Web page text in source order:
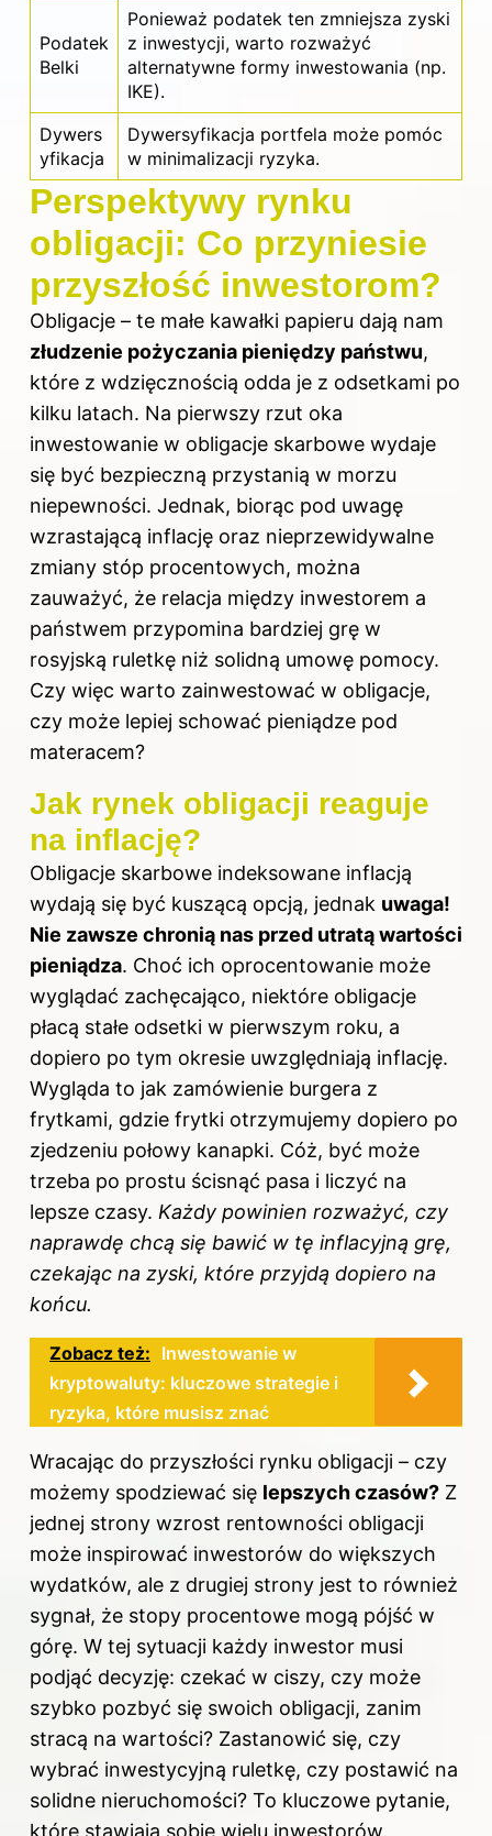
Podatek
Belki
Ponieważ podatek ten zmniejsza zyski
z inwestycji, warto rozważyć
alternatywne formy inwestowania (np.
IKE).
Dywers
yfikacja
Dywersyfikacja portfela może pomóc
w minimalizacji ryzyka.
Perspektywy rynku
obligacji: Co przyniesie
przyszłość inwestorom?
Obligacje – te małe kawałki papieru dają nam
złudzenie pożyczania pieniędzy państwu,
które z wdzięcznością odda je z odsetkami po
kilku latach. Na pierwszy rzut oka
inwestowanie w obligacje skarbowe wydaje
się być bezpieczną przystanią w morzu
niepewności. Jednak, biorąc pod uwagę
wzrastającą inflację oraz nieprzewidywalne
zmiany stóp procentowych, można
zauważyć, że relacja między inwestorem a
państwem przypomina bardziej grę w
rosyjską ruletkę niż solidną umowę pomocy.
Czy więc warto zainwestować w obligacje,
czy może lepiej schować pieniądze pod
materacem?
Jak rynek obligacji reaguje
na inflację?
Obligacje skarbowe indeksowane inflacją
wydają się być kuszącą opcją, jednak uwaga!
Nie zawsze chronią nas przed utratą wartości
pieniądza. Choć ich oprocentowanie może
wyglądać zachęcająco, niektóre obligacje
płacą stałe odsetki w pierwszym roku, a
dopiero po tym okresie uwzględniają inflację.
Wygląda to jak zamówienie burgera z
frytkami, gdzie frytki otrzymujemy dopiero po
zjedzeniu połowy kanapki. Cóż, być może
trzeba po prostu ścisnąć pasa i liczyć na
lepsze czasy. Każdy powinien rozważyć, czy
naprawdę chcą się bawić w tę inflacyjną grę,
czekając na zyski, które przyjdą dopiero na
końcu.
Zobacz też: Inwestowanie w
kryptowaluty: kluczowe strategie i
ryzyka, które musisz znać
Wracając do przyszłości rynku obligacji – czy
możemy spodziewać się lepszych czasów? Z
jednej strony wzrost rentowności obligacji
może inspirować inwestorów do większych
wydatków, ale z drugiej strony jest to również
sygnał, że stopy procentowe mogą pójść w
górę. W tej sytuacji każdy inwestor musi
podjąć decyzję: czekać w ciszy, czy może
szybko pozbyć się swoich obligacji, zanim
stracą na wartości? Zastanowić się, czy
wybrać inwestycyjną ruletkę, czy postawić na
solidne nieruchomości? To kluczowe pytanie,
które stawiają sobie wielu inwestorów.